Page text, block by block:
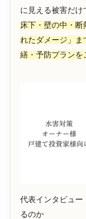
に見える被害だけ
床下・壁の中・
れたダメージ」ま
繕・予防プランを
代表インタビュー
るのか